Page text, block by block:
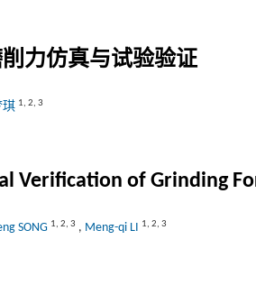
力仿真与试验验证
琪 1, 2, 3
Verification of Grinding
SONG 1, 2, 3 , Meng-qi LI 1, 2, 3